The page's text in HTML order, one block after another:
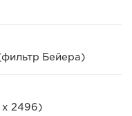
Бейера)
x 2496)